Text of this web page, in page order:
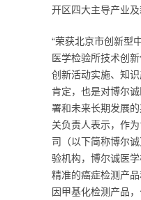
开区四大主导产业及
“荣获北京市创新型
医学检验所技术创
创新活动实施、知
肯定，也是对博尔
署和未来长期发展
关负责人表示，作
司（以下简称博尔
验机构，博尔诚医
精准的癌症检测产
因甲基化检测产品